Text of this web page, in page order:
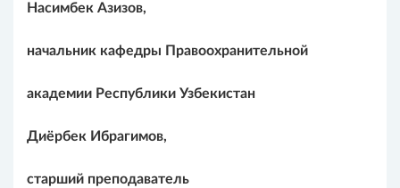
Насимбек Азизов,
начальник кафедры Правоохранительной
академии Республики Узбекистан
Диёрбек Ибрагимов,
старший преподаватель